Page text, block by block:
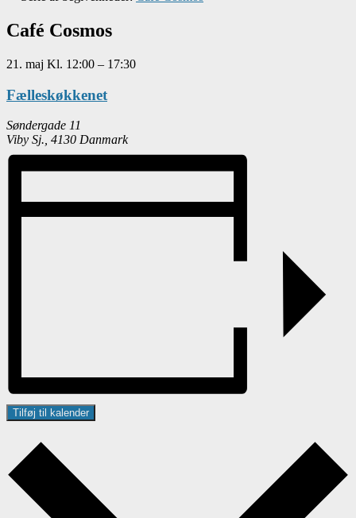
Café Cosmos
21. maj Kl. 12:00 – 17:30
Fælleskøkkenet
Søndergade 11
Viby Sj. 4130 Danmark
Tilføj til kalender